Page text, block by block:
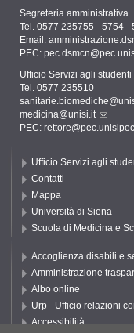
Segreteria amministrativa
Tel. 0577 235755 - 5754 -
Email:
PEC:
Ufficio Servizi agli studenti
Tel. 0577 235510
medicina@unisi.it
PEC:
Ufficio Servizi agli
Contatti
Mappa
Università di Siena
Scuola di Medicina e
Accoglienza disabili e
Amministrazione
Albo online
Urp - Ufficio relazioni
Accessibilità